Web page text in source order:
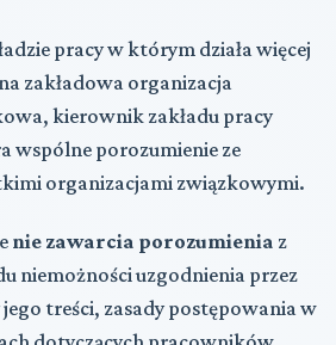
pracy w którym działa więcej
zakładowa organizacja
kierownik zakładu pracy
wspólne porozumienie ze
organizacjami związkowymi.
nie zawarcia porozumienia z
niemożności uzgodnienia przez
treści, zasady postępowania w